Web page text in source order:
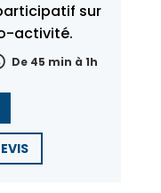
sur
activité.
De 45 min à 1h